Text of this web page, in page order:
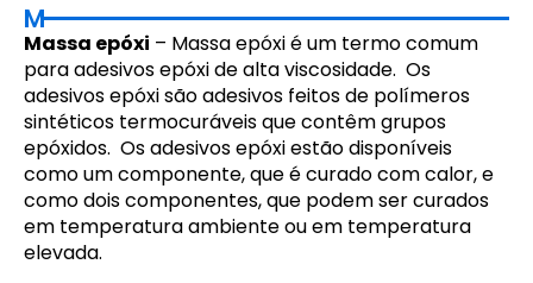
M
Massa epóxi – Massa epóxi é um termo comum
para adesivos epóxi de alta viscosidade. Os
adesivos epóxi são adesivos feitos de polímeros
sintéticos termocuráveis que contêm grupos
epóxidos. Os adesivos epóxi estão disponíveis
como um componente, que é curado com calor, e
como dois componentes, que podem ser curados
em temperatura ambiente ou em temperatura
elevada.